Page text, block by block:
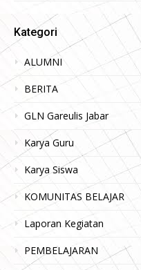
Kategori
ALUMNI
BERITA
GLN Gareulis Jabar
Karya Guru
Karya Siswa
KOMUNITAS BELAJAR
Laporan Kegiatan
PEMBELAJARAN